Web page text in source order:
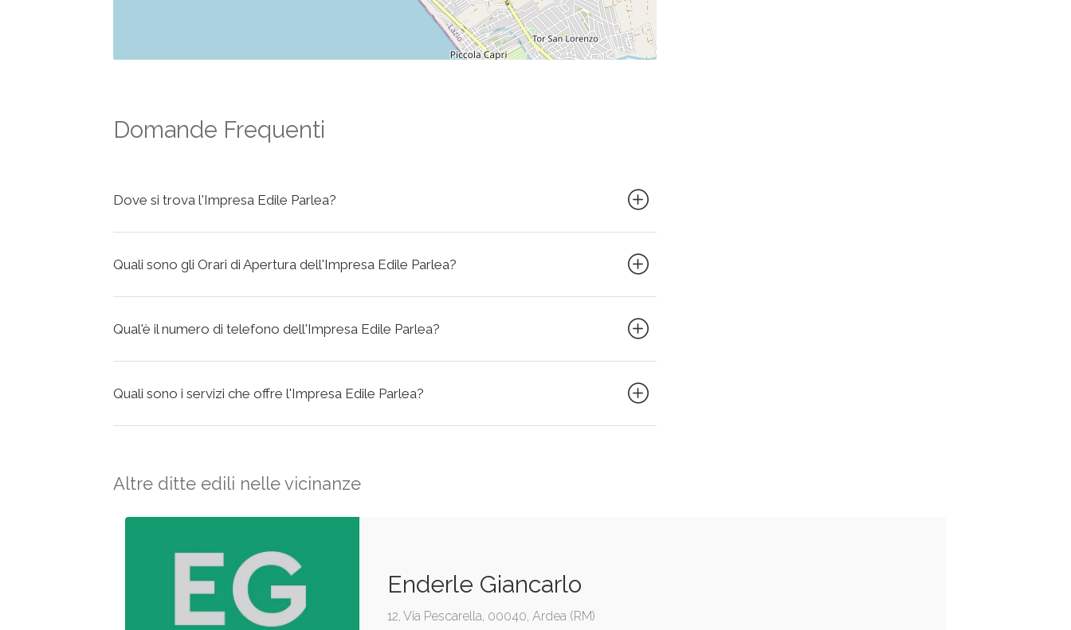
Domande Frequenti
Dove si trova l'Impresa Edile Parlea?
Quali sono gli Orari di Apertura dell'Impresa Edile Parlea?
Qual'è il numero di telefono dell'Impresa Edile Parlea?
Quali sono i servizi che offre l'Impresa Edile Parlea?
Altre ditte edili nelle vicinanze
Enderle Giancarlo
12, Via Pescarella, 00040, Ardea (RM)